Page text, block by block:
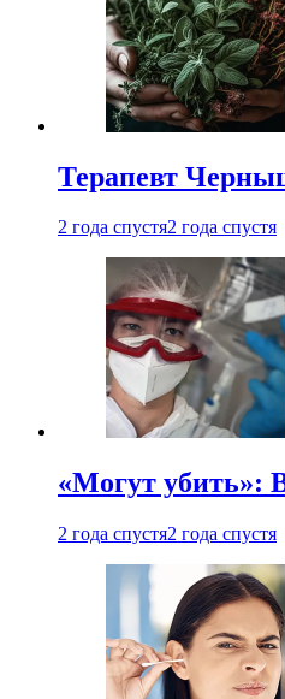
Терапевт
2 года спустя2 года спустя
«Могут убить»:
2 года спустя2 года спустя